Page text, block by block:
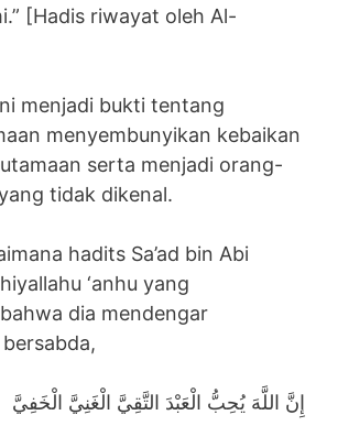
[Hadis riwayat oleh Al-
menjadi bukti tentang
menyembunyikan kebaikan
serta menjadi orang-
tidak dikenal.
hadits Sa’ad bin Abi
‘anhu yang
dia mendengar
Rasulullah ﷺ bersabda,
إِنَّ اللَّهَ يُحِبُّ الْعَبْدَ التَّقِيَّ الْغَنِيَّ الْخَفِيَّ